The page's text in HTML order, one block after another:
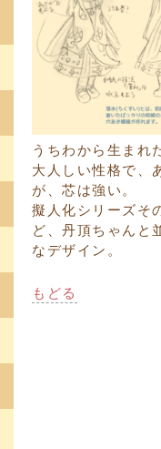
うちわから生まれ
大人しい性格で、
が、芯は強い。
擬人化シリーズそ
ど、丹頂ちゃんと
なデザイン。
もどる